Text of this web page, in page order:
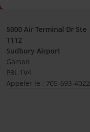
5000 Air Terminal Dr Ste
T112
Sudbury Airport
Garson
P3L 1V4
Appeler le : 705-693-4022